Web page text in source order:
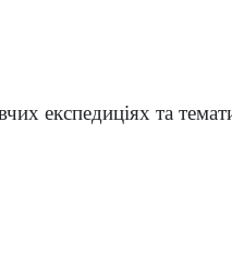
експедиціях та